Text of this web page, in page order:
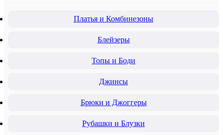
Платья и Комбинезоны
Блейзеры
Топы и Боди
Джинсы
Брюки и Джоггеры
Рубашки и Блузки